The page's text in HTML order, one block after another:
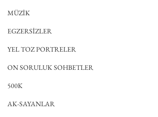
MÜZİK
EGZERSİZLER
YEL TOZ PORTRELER
ON SORULUK SOHBETLER
500K
AK-SAYANLAR